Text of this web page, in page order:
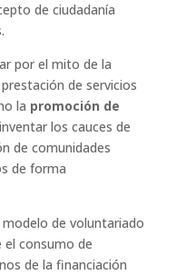
de ciudadanía
por el mito de la
de servicios
la promoción de
los cauces de
de comunidades
de forma
de voluntariado
consumo de
de la financiación